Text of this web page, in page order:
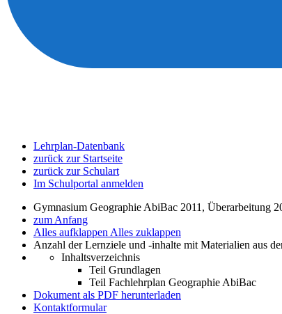
Lehrplan-Datenbank
zurück zur Startseite
zurück zur Schulart
Im Schulportal anmelden
Gymnasium Geographie AbiBac 2011, Überarbeitung
zum Anfang
Alles aufklappen Alles zuklappen
Anzahl der Lernziele und -inhalte mit Materialien aus
Inhaltsverzeichnis
Teil Grundlagen
Teil Fachlehrplan Geographie AbiBac
Dokument als PDF herunterladen
Kontaktformular